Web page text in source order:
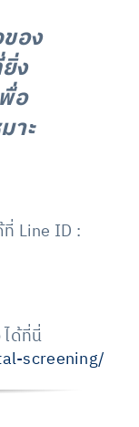
อง
ง
อ
าะ
Line ID :
ด้ที่นี่
screening/